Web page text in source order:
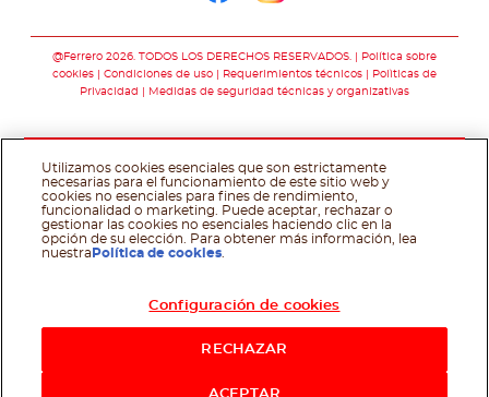
@Ferrero 2026. TODOS LOS DERECHOS RESERVADOS.
Política sobre
cookies
Condiciones de uso Requerimientos técnicos
Polìticas de
Privacidad
Medidas de seguridad técnicas y organizativas
Utilizamos cookies esenciales que son estrictamente
necesarias para el funcionamiento de este sitio web y
cookies no esenciales para fines de rendimiento,
funcionalidad o marketing. Puede aceptar, rechazar o
gestionar las cookies no esenciales haciendo clic en la
opción de su elección. Para obtener más información, lea
nuestra Política de cookies
Configuración de cookies
RECHAZAR